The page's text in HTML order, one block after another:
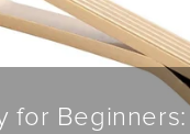
for